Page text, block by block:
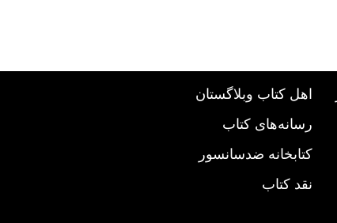
اهل کتاب وبلاگستان
رسانه‌های کتاب
کتابخانه ضدسانسور
نقد کتاب